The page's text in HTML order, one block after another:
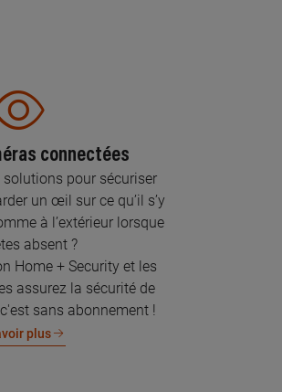
connectées
pour sécuriser
un œil sur ce qu’il s’y
à l’extérieur lorsque
absent ?
Home + Security et les
assurez la sécurité de
sans abonnement !
plus